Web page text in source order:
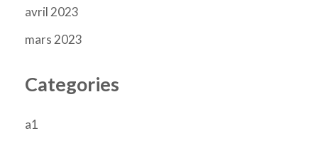
avril 2023
mars 2023
Categories
a1